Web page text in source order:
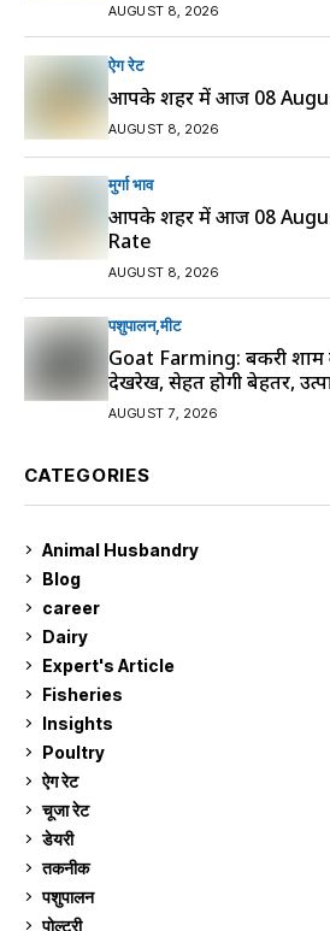
AUGUST 8, 2026
ऐग रेट
आपके शहर में आज 08
AUGUST 8, 2026
मुर्गा भाव
आपके शहर में आज 08
Rate
AUGUST 8, 2026
पशुपालन मीट
Goat Farming: बकरी
देखरेख, सेहत होगी बेहतर,
AUGUST 7, 2026
CATEGORIES
Animal Husbandry
Blog
career
Dairy
Expert's Article
Fisheries
Insights
Poultry
ऐग रेट
चूजा रेट
डेयरी
तकनीक
पशुपालन
पोल्ट्री